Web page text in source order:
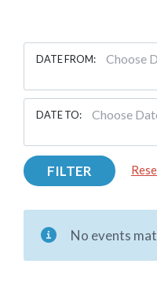
DATE FROM:
DATE TO:
FILTER
No events